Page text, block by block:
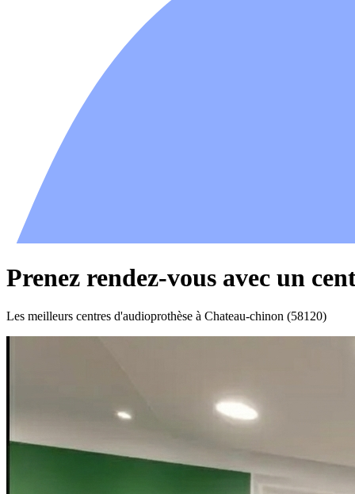
Prenez rendez-vous avec un
Les meilleurs centres d'audioprothèse à Chateau-chinon (58120)